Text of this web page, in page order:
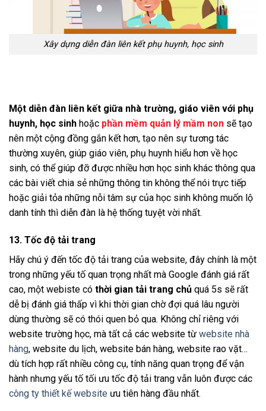
Xây dựng diễn đàn liên kết phụ huynh, học sinh
Một diễn đàn liên kết giữa nhà trường, giáo viên với phụ
huynh, học sinh hoặc phần mềm quản lý mầm non sẽ tạo
nên một cộng đồng gắn kết hơn, tạo nên sự tương tác
thường xuyên, giúp giáo viên, phụ huynh hiểu hơn về học
sinh, có thể giúp đỡ được nhiều hơn học sinh khác thông qua
các bài viết chia sẻ những thông tin không thể nói trực tiếp
hoặc giải tỏa những nỗi tâm sự của học sinh không muốn lộ
danh tính thì diễn đàn là hệ thống tuyệt vời nhất.
13. Tốc độ tải trang
Hãy chú ý đến tốc độ tải trang của website, đây chính là một
trong những yếu tố quan trọng nhất mà Google đánh giá rất
cao, một webiste có thời gian tải trang chủ quá 5s sẽ rất
dễ bị đánh giá thấp vì khi thời gian chờ đợi quá lâu người
dùng thường sẽ có thói quen bỏ qua. Không chỉ riêng với
website trường học, mà tất cả các website từ website nhà
hàng, website du lịch, website bán hàng, website rao vặt…
dù tích hợp rất nhiều công cụ, tính năng quan trọng để vận
hành nhưng yếu tố tối ưu tốc độ tải trang vẫn luôn được các
công ty thiết kế website ưu tiên hàng đầu nhất.